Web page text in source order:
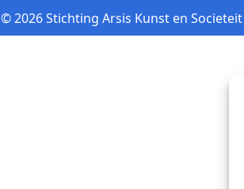
© 2026 Stichting Arsis Kunst en Societeit